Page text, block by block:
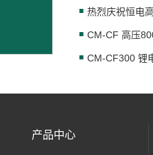
CM-CF 高压
CM-CF300 锂
产品中心